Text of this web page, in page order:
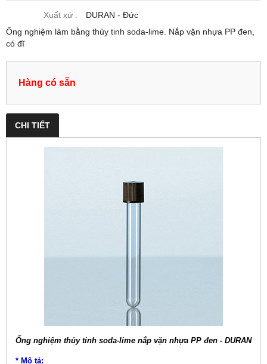
Xuất xứ :
DURAN - Đức
Ống nghiệm làm bằng thủy tinh soda-lime. Nắp vặn nhựa PP đen,
có đĩ
Hàng có sẵn
CHI TIẾT
Ống nghiệm thủy tinh soda-lime nắp vặn nhựa PP đen - DURAN
* Mô tả: